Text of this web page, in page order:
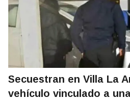
Secuestran en Villa La
vehículo vinculado a